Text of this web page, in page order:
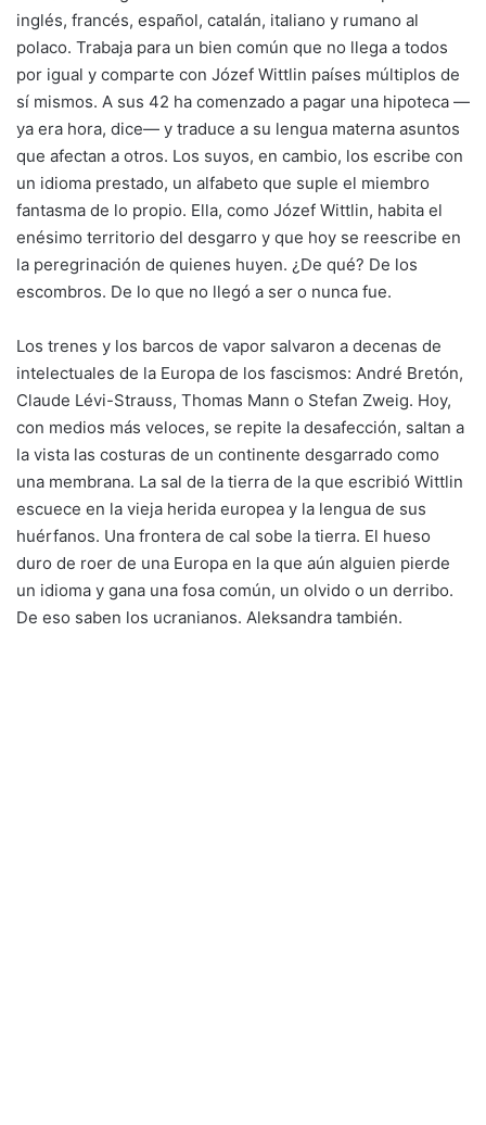
inglés, francés, español, catalán, italiano y rumano al
polaco. Trabaja para un bien común que no llega a todos
por igual y comparte con Józef Wittlin países múltiplos de
sí mismos. A sus 42 ha comenzado a pagar una hipoteca —
ya era hora, dice— y traduce a su lengua materna asuntos
que afectan a otros. Los suyos, en cambio, los escribe con
un idioma prestado, un alfabeto que suple el miembro
fantasma de lo propio. Ella, como Józef Wittlin, habita el
enésimo territorio del desgarro y que hoy se reescribe en
la peregrinación de quienes huyen. ¿De qué? De los
escombros. De lo que no llegó a ser o nunca fue.
Los trenes y los barcos de vapor salvaron a decenas de
intelectuales de la Europa de los fascismos: André Bretón,
Claude Lévi-Strauss, Thomas Mann o Stefan Zweig. Hoy,
con medios más veloces, se repite la desafección, saltan a
la vista las costuras de un continente desgarrado como
una membrana. La sal de la tierra de la que escribió Wittlin
escuece en la vieja herida europea y la lengua de sus
huérfanos. Una frontera de cal sobe la tierra. El hueso
duro de roer de una Europa en la que aún alguien pierde
un idioma y gana una fosa común, un olvido o un derribo.
De eso saben los ucranianos. Aleksandra también.